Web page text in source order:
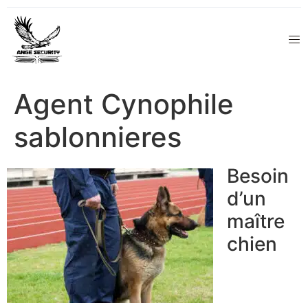
Agent Cynophile
sablonnieres
Besoin
d’un
maître
chien